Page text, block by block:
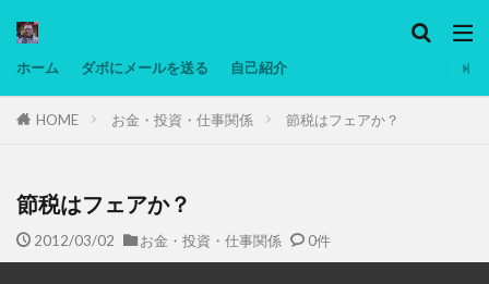
ホーム ダボにメールを送る 自己紹介
HOME お金・投資・仕事関係 節税はフェアか？
節税はフェアか？
2012/03/02 お金・投資・仕事関係 0件
タグ
マレーシア動画
備忘録
動画 日本人村社会 脱水シート